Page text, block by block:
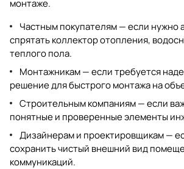
монтаже.
Частным покупателям — если нужно
спрятать коллектор отопления,
теплого пола.
Монтажникам — если требуется
решение для быстрого монтажа на
Строительным компаниям — если
понятные и проверенные элементы
Дизайнерам и проектировщикам —
сохранить чистый внешний вид
коммуникаций.